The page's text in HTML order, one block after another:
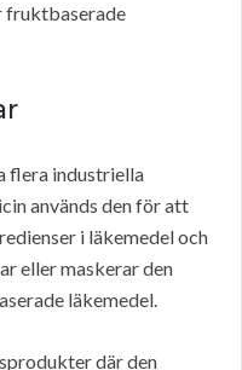
fruktbaserade
flera industriella
används den för att
i läkemedel och
eller maskerar den
läkemedel.
där den